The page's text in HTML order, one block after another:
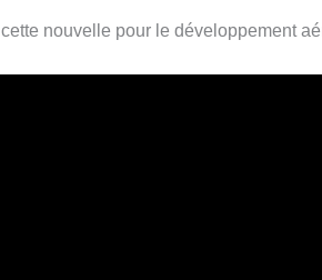
nouvelle pour le développement